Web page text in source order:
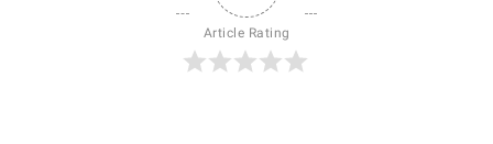
Article Rating